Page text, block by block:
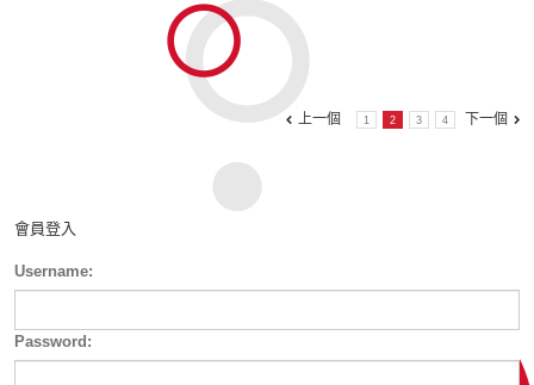
上一個 1 2 3 4 下一個
會員登入
Username:
Password: